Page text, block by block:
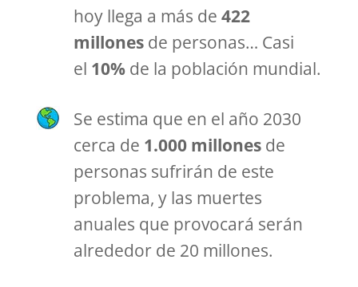
hoy llega a más de 422
millonesde personas… Casi
el 10%de la población mundial.
Se estima que en el año 2030
cerca de 1.000 millonesde
personas sufrirán de este
problema, y las muertes
anuales que provocará serán
alrededor de 20 millones.